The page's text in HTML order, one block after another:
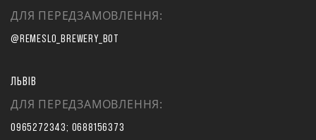
ДЛЯ ПЕРЕДЗАМОВЛЕННЯ:
@REMESLO_BREWERY_BOT
ЛЬВІВ
ДЛЯ ПЕРЕДЗАМОВЛЕННЯ:
0965272343; 0688156373